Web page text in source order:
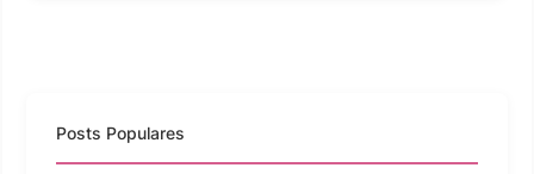
Posts Populares